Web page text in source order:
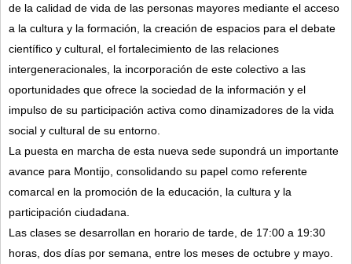
de la calidad de vida de las personas mayores mediante el acceso
a la cultura y la formación, la creación de espacios para el debate
científico y cultural, el fortalecimiento de las relaciones
intergeneracionales, la incorporación de este colectivo a las
oportunidades que ofrece la sociedad de la información y el
impulso de su participación activa como dinamizadores de la vida
social y cultural de su entorno.
La puesta en marcha de esta nueva sede supondrá un importante
avance para Montijo, consolidando su papel como referente
comarcal en la promoción de la educación, la cultura y la
participación ciudadana.
Las clases se desarrollan en horario de tarde, de 17:00 a 19:30
horas, dos días por semana, entre los meses de octubre y mayo.